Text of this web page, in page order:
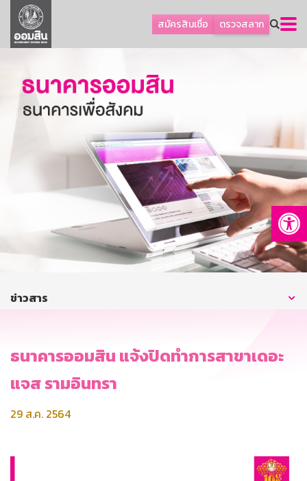
สมัครสินเชื่อ ตรวจสลาก
ลูกค้าธุรกิจ
ลูกค้าผู้ประกอบรายย่อย
ออมเพื่อสุข
เกี่ยวกับธนาคาร
การพัฒนาที่ยั่งยืน
บริการทางการเงิน
ติดต่อเรา
บริการออนไลน์
ข่าวสาร
ธนาคารออมสิน แจ้งปิดทำการสาขาเดอะ
แจส รามอินทรา
29 ส.ค. 2564